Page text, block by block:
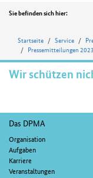
Position
Sie befinden sich hier:
Startseite Service
Pressemitteilungen 2023
Wir schützen
Das DPMA
Organisation
Aufgaben
Karriere
Veranstaltungen